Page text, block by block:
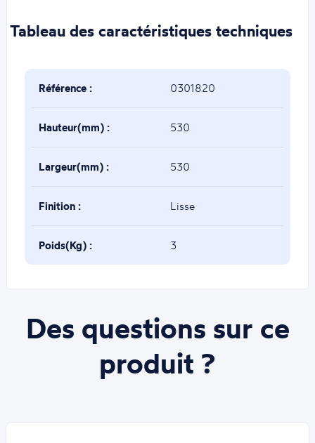
Tableau des caractéristiques techniques
Référence : 0301820
Hauteur(mm) : 530
Largeur(mm) : 530
Finition : Lisse
Poids(Kg) : 3
Des questions sur ce
produit ?